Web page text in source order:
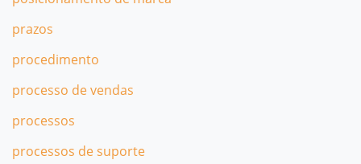
prazos
procedimento
processo de vendas
processos
processos de suporte